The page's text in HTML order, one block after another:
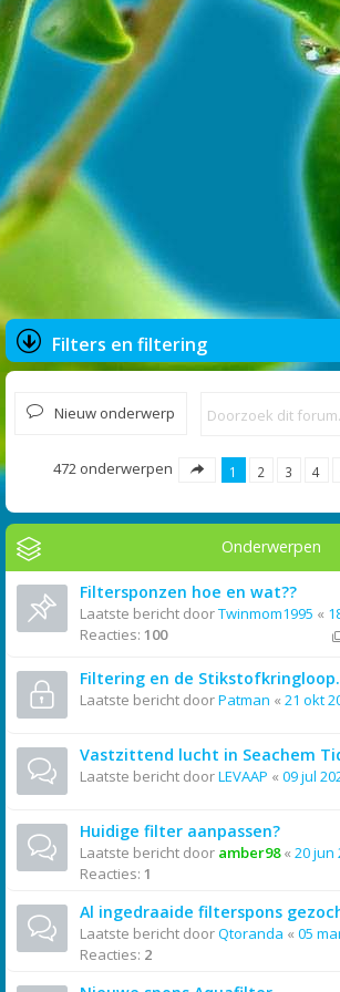
Filters en filtering
Nieuw onderwerp
472 onderwerpen 1 2 3 4
Onderwerpen
Filtersponzen hoe en wat??
Laatste bericht doorTwinmom1995 «
Reacties: 100
Filtering en de Stikstofkringloop.
Laatste bericht doorPatman « 21 okt
Vastzittend lucht in Seachem
Laatste bericht doorLEVAAP « 09 jul
Huidige filter aanpassen?
Laatste bericht door amber98« 20 jun
Reacties: 1
Al ingedraaide filterspons
Laatste bericht doorQtoranda « 05
Reacties: 2